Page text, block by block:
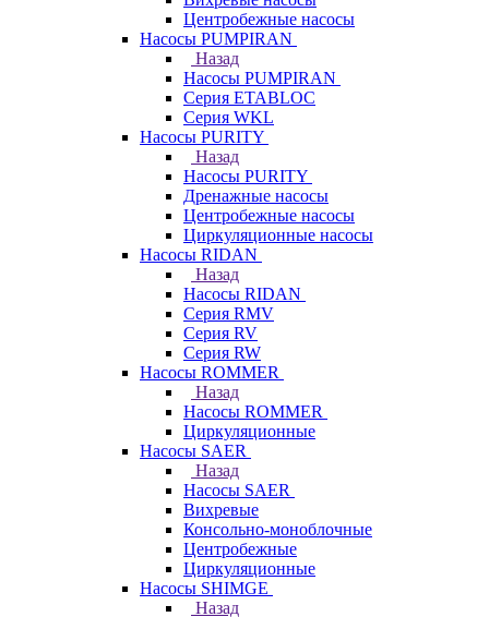
Центробежные насосы
Насосы PUMPIRAN
Назад
Насосы PUMPIRAN
Серия ETABLOC
Серия WKL
Насосы PURITY
Назад
Насосы PURITY
Дренажные насосы
Центробежные насосы
Циркуляционные насосы
Насосы RIDAN
Назад
Насосы RIDAN
Серия RMV
Серия RV
Серия RW
Насосы ROMMER
Назад
Насосы ROMMER
Циркуляционные
Насосы SAER
Назад
Насосы SAER
Вихревые
Консольно-моноблочные
Центробежные
Циркуляционные
Насосы SHIMGE
Назад